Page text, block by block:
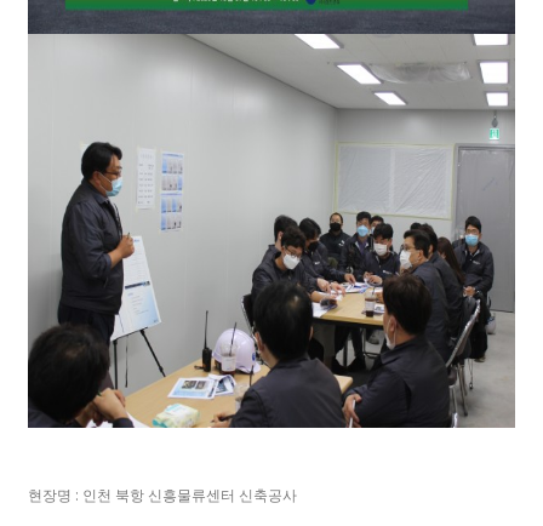
현장명 : 인천 북항 신흥물류센터 신축공사